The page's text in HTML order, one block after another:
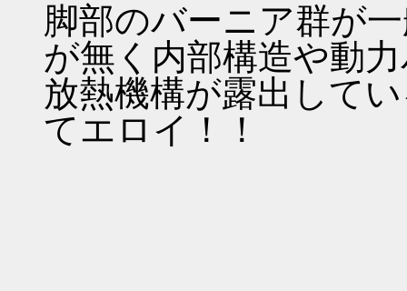
脚部のバーニア群が
が無く内部構造や動
放熱機構が露出して
てエロイ！！